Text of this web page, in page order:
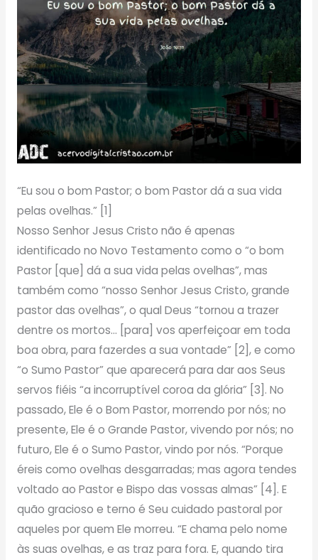
“Eu sou o bom Pastor; o bom Pastor dá a sua vida
pelas ovelhas.” [1]
Nosso Senhor Jesus Cristo não é apenas
identificado no Novo Testamento como o “o bom
Pastor [que] dá a sua vida pelas ovelhas”, mas
também como “nosso Senhor Jesus Cristo, grande
pastor das ovelhas”, o qual Deus “tornou a trazer
dentre os mortos… [para] vos aperfeiçoar em toda
boa obra, para fazerdes a sua vontade” [2], e como
“o Sumo Pastor” que aparecerá para dar aos Seus
servos fiéis “a incorruptível coroa da glória” [3]. No
passado, Ele é o Bom Pastor, morrendo por nós; no
presente, Ele é o Grande Pastor, vivendo por nós; no
futuro, Ele é o Sumo Pastor, vindo por nós. “Porque
éreis como ovelhas desgarradas; mas agora tendes
voltado ao Pastor e Bispo das vossas almas” [4]. E
quão gracioso e terno é Seu cuidado pastoral por
aqueles por quem Ele morreu. “E chama pelo nome
às suas ovelhas, e as traz para fora. E, quando tira